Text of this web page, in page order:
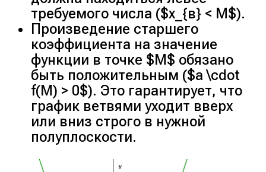
требуемого числа ($x_{в} < M$).
Произведение старшего
коэффициента на значение
функции в точке $M$ обязано
быть положительным ($a \cdot
f(M) > 0$). Это гарантирует, что
график ветвями уходит вверх
или вниз строго в нужной
полуплоскости.